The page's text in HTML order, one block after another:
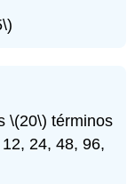
\(20\) términos
24, 48, 96,